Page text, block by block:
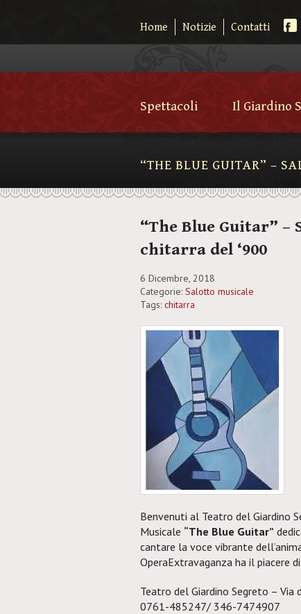
Home Notizie Contatti
Spettacoli Il Giardino
“THE BLUE GUITAR” –
“The Blue Guitar” –
chitarra del ‘900
6 Dicembre, 2018
Categorie: Salotto musicale
Tags: chitarra
Benvenuti al Teatro del Giardino
Musicale “The Blue Guitar”
cantare la voce vibrante
OperaExtravaganza ha il piacere
Teatro del Giardino Segreto –
0761-485247/ 346-7474907